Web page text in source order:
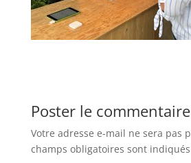
Poster le commentaire
Votre adresse e-mail ne sera pas
champs obligatoires sont indiqués